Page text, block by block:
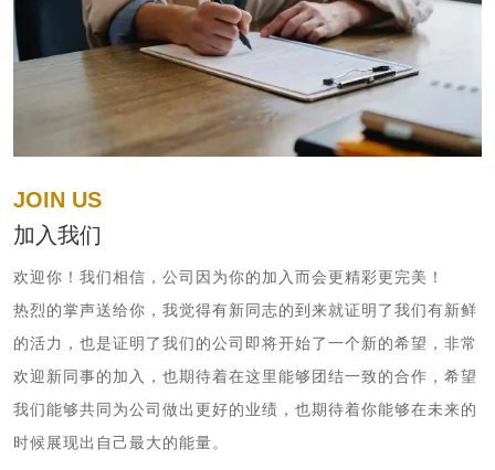
JOIN US
加入我们
欢迎你！我们相信，公司因为你的加入而会更精彩更完美！
热烈的掌声送给你，我觉得有新同志的到来就证明了我们有新鲜
的活力，也是证明了我们的公司即将开始了一个新的希望，非常
欢迎新同事的加入，也期待着在这里能够团结一致的合作，希望
我们能够共同为公司做出更好的业绩，也期待着你能够在未来的
时候展现出自己最大的能量。